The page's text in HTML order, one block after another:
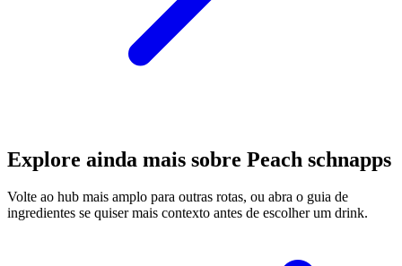
Explore ainda mais sobre Peach schnapps
Volte ao hub mais amplo para outras rotas, ou abra o guia de
ingredientes se quiser mais contexto antes de escolher um drink.